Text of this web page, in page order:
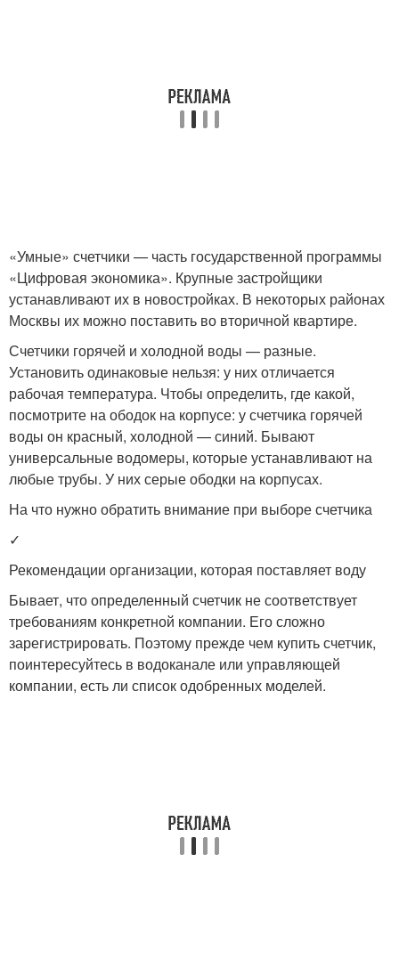
«Умные» счетчики — часть государственной программы
«Цифровая экономика». Крупные застройщики
устанавливают их в новостройках. В некоторых районах
Москвы их можно поставить во вторичной квартире.
Счетчики горячей и холодной воды — разные.
Установить одинаковые нельзя: у них отличается
рабочая температура. Чтобы определить, где какой,
посмотрите на ободок на корпусе: у счетчика горячей
воды он красный, холодной — синий. Бывают
универсальные водомеры, которые устанавливают на
любые трубы. У них серые ободки на корпусах.
На что нужно обратить внимание при выборе счетчика
✓
Рекомендации организации, которая поставляет воду
Бывает, что определенный счетчик не соответствует
требованиям конкретной компании. Его сложно
зарегистрировать. Поэтому прежде чем купить счетчик,
поинтересуйтесь в водоканале или управляющей
компании, есть ли список одобренных моделей.